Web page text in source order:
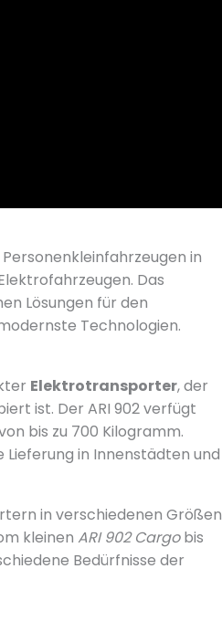
in
Das
Lösungen für den
Technologien.
Elektrotransporter, der
ist. Der ARI 902 verfügt
bis zu 700 Kilogramm.
in Innenstädten und
in verschiedenen Größen
kleinen ARI 902 Cargobis
Bedürfnisse der